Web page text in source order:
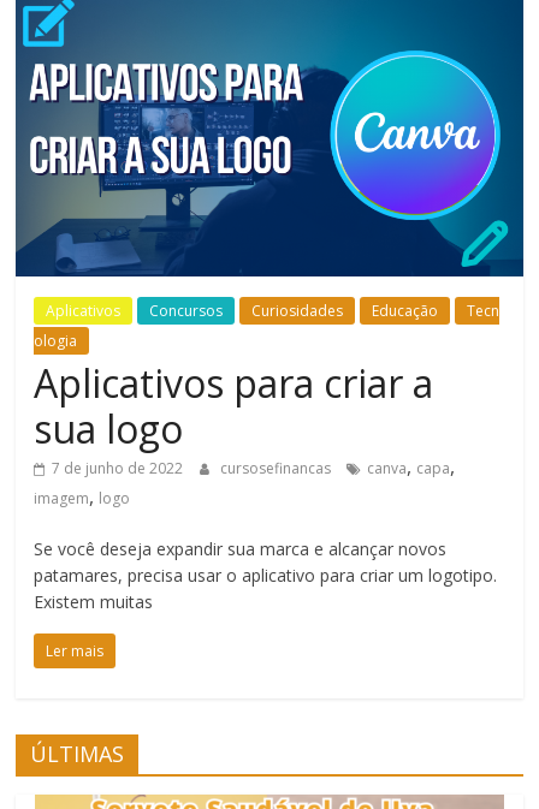
Estar
Aplicativos Concursos Curiosidades Educação
Tecn
ologia
Aplicativos para criar a
sua logo
7 de junho de 2022 cursosefinancas canva, capa,
imagem, logo
Se você deseja expandir sua marca e alcançar novos
patamares, precisa usar o aplicativo para criar um logotipo.
Existem muitas
Ler mais
ÚLTIMAS